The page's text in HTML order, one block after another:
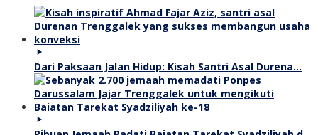
Dari Paksaan Jalan Hidup: Kisah Santri Asal Durena…